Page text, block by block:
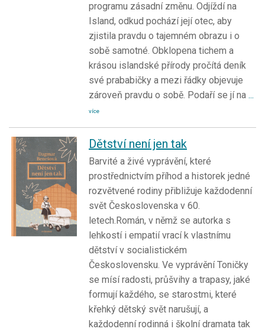
programu zásadní změnu. Odjíždí na
Island, odkud pochází její otec, aby
zjistila pravdu o tajemném obrazu i o
sobě samotné. Obklopena tichem a
krásou islandské přírody pročítá deník
své prababičky a mezi řádky objevuje
zároveň pravdu o sobě. Podaří se jí na ...
více
Dětství není jen tak
Barvité a živé vyprávění, které
prostřednictvím příhod a historek jedné
rozvětvené rodiny přibližuje každodenní
svět Československa v 60.
letech.Román, v němž se autorka s
lehkostí i empatií vrací k vlastnímu
dětství v socialistickém
Československu. Ve vyprávění Toničky
se mísí radosti, průšvihy a trapasy, jaké
formují každého, se starostmi, které
křehký dětský svět narušují, a
každodenní rodinná i školní dramata tak